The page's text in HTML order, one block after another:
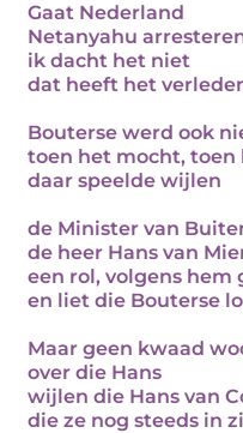
Gaat Nederland
Netanyahu
ik dacht het niet
dat heeft het
Bouterse werd ook
toen het mocht, toen
daar speelde wijlen
de Minister van
de heer Hans van
een rol, volgens hem
en liet die Bouterse
Maar geen kwaad
over die Hans
wijlen die Hans van
die ze nog steeds in